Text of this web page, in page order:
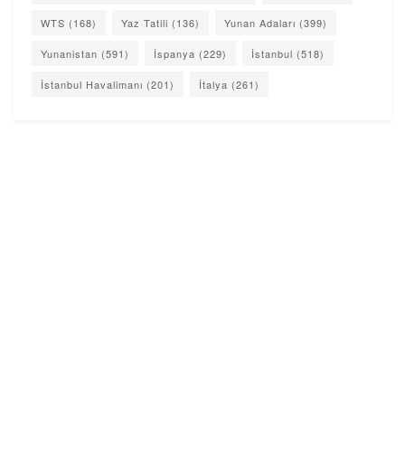
WTS (168) Yaz Tatili (136) Yunan Adaları (399)
Yunanistan (591) İspanya (229) İstanbul (518)
İstanbul Havalimanı (201) İtalya (261)